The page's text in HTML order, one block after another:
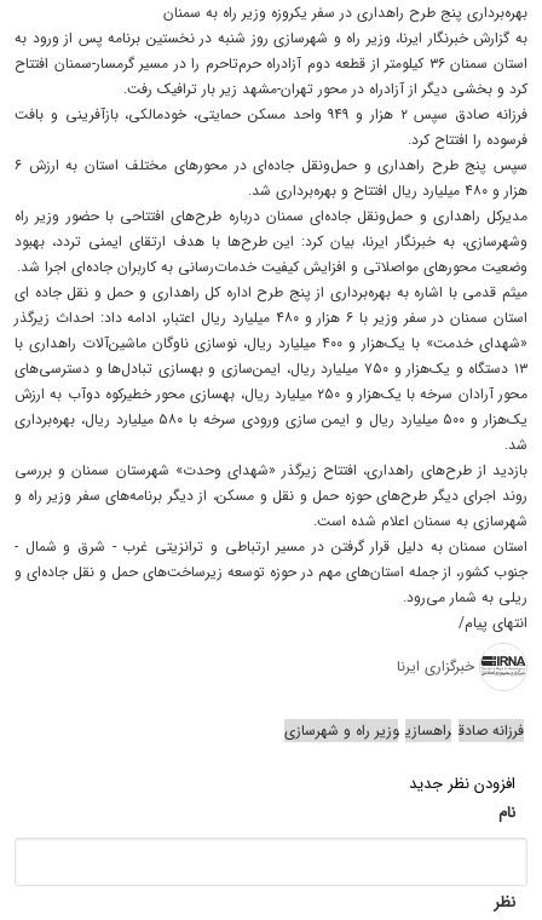
بهره‌برداری پنج طرح راهداری در سفر یکروزه وزیر راه به سمنان
به گزارش خبرنگار ایرنا،‌ وزیر راه و شهرسازی روز شنبه در نخستین برنامه پس از ورود به
استان سمنان ۳۶ کیلومتر از قطعه دوم آزادراه حرم‌تاحرم را در مسیر گرمسار-سمنان افتتاح
کرد و بخشی دیگر از آزادراه در محور تهران-مشهد زیر بار ترافیک رفت.
فرزانه صادق سپس ۲ هزار و ۹۴۹ واحد مسکن حمایتی، خودمالکی، بازآفرینی و بافت
فرسوده را افتتاح کرد.
سپس پنج طرح‌ راهداری و حمل‌ونقل جاده‌ای در محورهای مختلف استان به ارزش ۶
هزار و ۴۸۰ میلیارد ریال افتتاح و بهره‌برداری شد.
مدیرکل راهداری و حمل‌ونقل جاده‌ای سمنان درباره طرح‌های افتتاحی با حضور وزیر راه
وشهرسازی، به خبرنگار ایرنا، بیان کرد: این طرح‌ها با هدف ارتقای ایمنی تردد، بهبود
وضعیت محورهای مواصلاتی و افزایش کیفیت خدمات‌رسانی به کاربران جاده‌ای اجرا شد.
میثم قدمی با اشاره به بهره‌برداری از پنج طرح اداره کل راهداری و حمل و نقل جاده ای
استان سمنان در سفر وزیر با ۶ هزار و ۴۸۰ میلیارد ریال اعتبار،‌ ادامه داد: احداث زیرگذر
«شهدای خدمت» با یک‌هزار و ۴۰۰ میلیارد ریال،‌ نوسازی ناوگان ماشین‌آلات راهداری با
۱۳ دستگاه و یک‌هزار و ۷۵۰ میلیارد ریال، ایمن‌سازی و بهسازی تبادل‌ها و دسترسی‌های
محور آرادان سرخه با یک‌هزار و ۲۵۰ میلیارد ریال، بهسازی محور خطیرکوه دوآب به ارزش
یک‌هزار و ۵۰۰ میلیارد ریال و ایمن سازی ورودی سرخه با ۵۸۰ میلیارد ریال، بهره‌برداری
شد.
بازدید از طرح‌های راهداری، افتتاح زیرگذر «شهدای وحدت» شهرستان سمنان و بررسی
روند اجرای دیگر طرح‌های حوزه حمل و نقل و مسکن، از دیگر برنامه‌های سفر وزیر راه و
شهرسازی به سمنان اعلام شده است.
استان سمنان به دلیل قرار گرفتن در مسیر ارتباطی و ترانزیتی غرب - شرق و شمال -
جنوب کشور، از جمله استان‌های مهم در حوزه توسعه زیرساخت‌های حمل و نقل جاده‌ای و
ریلی به شمار می‌رود.
انتهای پیام/
خبرگزاری ایرنا
فرزانه صادق راهسازی وزیر راه و شهرسازی
افزودن نظر جدید
نام
نظر